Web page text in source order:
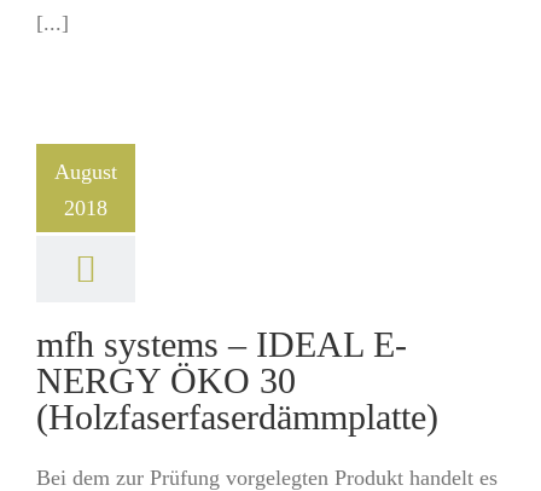
[...]
August
2018
mfh systems – IDEAL E-
NERGY ÖKO 30
(Holzfaserfaserdämmplatte)
Bei dem zur Prüfung vorgelegten Produkt handelt es